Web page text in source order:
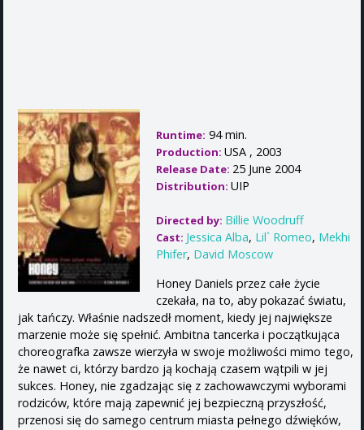
Runtime: 94 min.
Production: USA , 2003
Release Date: 25 June 2004
Distribution: UIP
Directed by: Billie Woodruff
Cast: Jessica Alba, Lil` Romeo, Mekhi
Phifer, David Moscow
Honey Daniels przez całe życie
czekała, na to, aby pokazać światu,
jak tańczy. Właśnie nadszedł moment, kiedy jej największe
marzenie może się spełnić. Ambitna tancerka i początkująca
choreografka zawsze wierzyła w swoje możliwości mimo tego,
że nawet ci, którzy bardzo ją kochają czasem wątpili w jej
sukces. Honey, nie zgadzając się z zachowawczymi wyborami
rodziców, które mają zapewnić jej bezpieczną przyszłość,
przenosi się do samego centrum miasta pełnego dźwięków,